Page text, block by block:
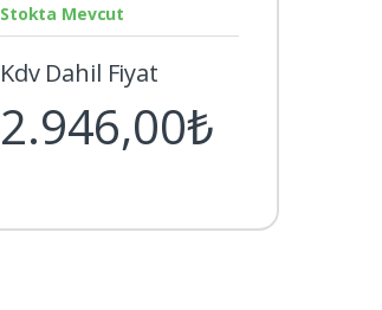
Stokta Mevcut
Kdv Dahil Fiyat
2.946,00₺